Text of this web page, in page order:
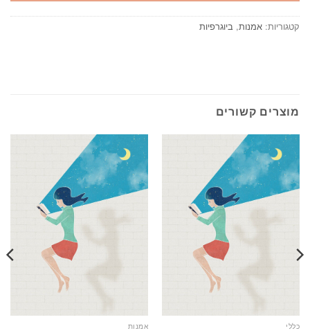
קטגוריות: אמנות, ביוגרפיות
מוצרים קשורים
כללי אמנות